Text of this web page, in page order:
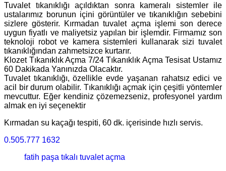
Tuvalet tıkanıklığı açıldıktan sonra kameralı sistemler ile
ustalarımız borunun içini görüntüler ve tıkanıklığın sebebini
sizlere gösterir. Kırmadan tuvalet açma işlemi son derece
uygun fiyatlı ve maliyetsiz yapılan bir işlemdir. Firmamız son
teknoloji robot ve kamera sistemleri kullanarak sizi tuvalet
tıkanıklığından zahmetsizce kurtarır.
Klozet Tıkanıklık Açma 7/24 Tıkanıklık Açma Tesisat Ustamız
60 Dakikada Yanınızda Olacaktır.
Tuvalet tıkanıklığı, özellikle evde yaşanan rahatsız edici ve
acil bir durum olabilir. Tıkanıklığı açmak için çeşitli yöntemler
mevcuttur. Eğer kendiniz çözemezseniz, profesyonel yardım
almak en iyi seçenektir
Kırmadan su kaçağı tespiti, 60 dk. içerisinde hızlı servis.
0.505.777 1632
fatih paşa tıkalı tuvalet açma